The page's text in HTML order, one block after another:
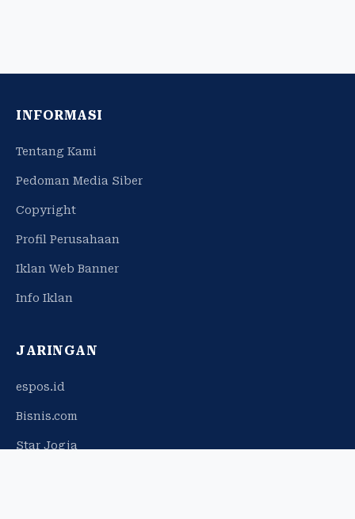
INFORMASI
Tentang Kami
Pedoman Media Siber
Copyright
Profil Perusahaan
Iklan Web Banner
Info Iklan
JARINGAN
espos.id
Bisnis.com
Star Jogja